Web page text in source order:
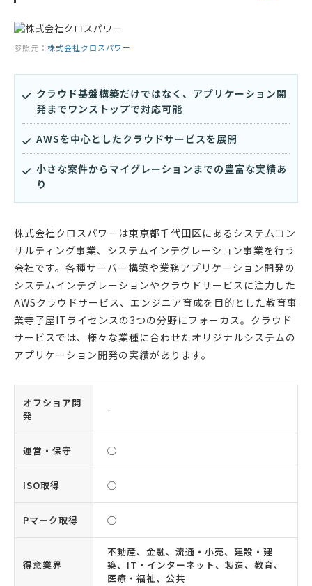
参照元： 株式会社クロスパワー
クラウド基盤構築だけではなく、アプリケーション開
発までワンストップで対応可能
AWSを中心としたクラウドサービスを展開
小さな案件からマイグレーションまでの豊富な実績あ
り
株式会社クロスパワーは東京都千代田区にあるシステムコン
サルティング事業、システムインテグレーション事業を行う
会社です。各種サーバー構築や業務アプリケーション開発の
システムインテグレーションやクラウドサービスに注力した
AWSクラウドサービス、エンジニア育成を目的とした教育事
業寺子屋ITライセンスの3つの分野にフォーカス。クラウド
サービスでは、様々な業種に合わせたオリジナルシステムの
アプリケーション開発の実績があります。
オフショア開
発
-
運営・保守 ◯
ISO取得 ◯
Pマーク取得 ◯
得意業界
不動産、金融、流通・小売、建設・建
築、IT・インターネット、製造、教育、
医療・福祉、公共